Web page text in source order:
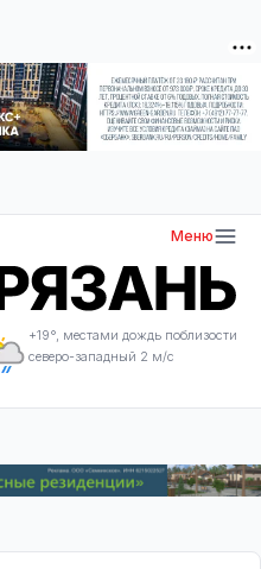
Меню
+19°, местами дождь поблизости
северо-западный 2 м/с